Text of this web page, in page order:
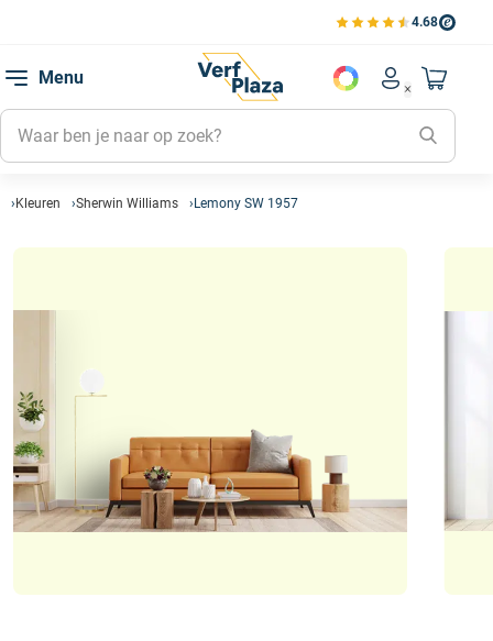
4.68
Bekijk de verfplaza
Menu
Account
Mijn
Mijn
Mijn
Naar
Kleuren Sherwin Williams Lemony SW 1957